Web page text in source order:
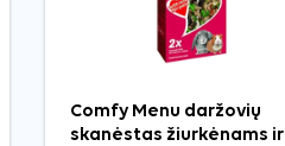
Comfy Menu daržovių
skanėstas žiurkėnams ir